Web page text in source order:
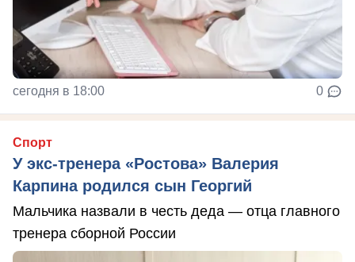
сегодня в 18:00 0
Спорт
У экс-тренера «Ростова» Валерия
Карпина родился сын Георгий
Мальчика назвали в честь деда — отца главного
тренера сборной России